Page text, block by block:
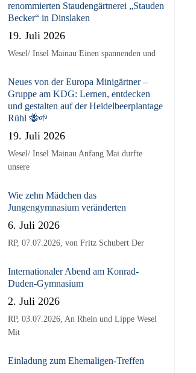
renommierten Staudengärtnerei „Stauden
Becker“ in Dinslaken
19. Juli 2026
Wesel/ Insel Mainau Einen spannenden und
Neues von der Europa Minigärtner –
Gruppe am KDG: Lernen, entdecken
und gestalten auf der Heidelbeerplantage
Rühl 🐝🌱
19. Juli 2026
Wesel/ Insel Mainau Anfang Mai durfte
unsere
Wie zehn Mädchen das
Jungengymnasium veränderten
6. Juli 2026
RP, 07.07.2026, von Fritz Schubert Der
Internationaler Abend am Konrad-
Duden-Gymnasium
2. Juli 2026
RP, 03.07.2026, An Rhein und Lippe Wesel
Mit
Einladung zum Ehemaligen-Treffen